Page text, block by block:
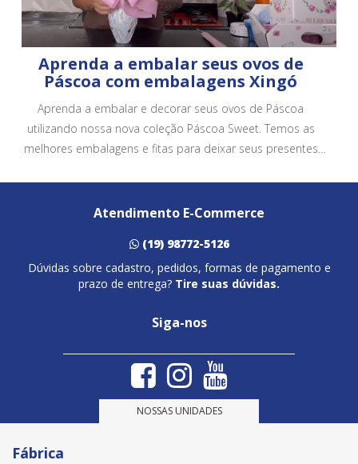
Aprenda a embalar seus ovos de
Páscoa com embalagens Xingó
Aprenda a embalar e decorar seus ovos de Páscoa
utilizando nossa nova coleção Páscoa Sweet. Temos as
melhores embalagens e fitas para deixar seus presentes
Atendimento E-Commerce
(19) 98772-5126
Dúvidas sobre cadastro, pedidos, formas de pagamento e
prazo de entrega? Tire suas dúvidas.
Siga-nos
NOSSAS UNIDADES
Fábrica